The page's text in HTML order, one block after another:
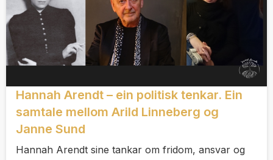
Hannah Arendt – ein politisk tenkar. Ein
samtale mellom Arild Linneberg og
Janne Sund
Hannah Arendt sine tankar om fridom, ansvar og